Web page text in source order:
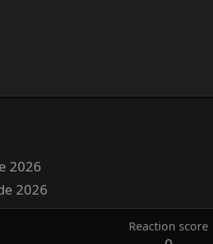
2026
2026
Reaction score